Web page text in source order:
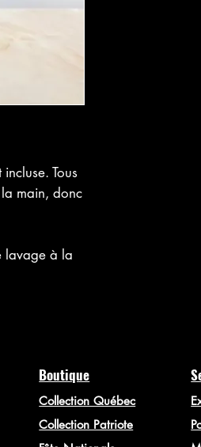
Tous
main, donc
lavage à la
Boutique
Collection Québec
Collection Patriote